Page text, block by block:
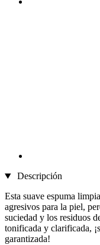
Descripción
Esta suave espuma
agresivos para la piel,
suciedad y los residuos
tonificada y clarificada,
garantizada!